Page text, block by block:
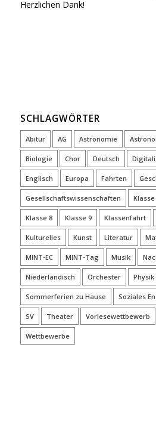
Herzlichen Dank!
SCHLAGWÖRTER
Abitur AG Astronomie
Biologie Chor Deutsch
Englisch Europa Fahrten
Gesellschaftswissenschaften Klasse
Klasse 8 Klasse 9 Klassenfahrt
Kulturelles Kunst Literatur
MINT-EC MINT-Tag Musik
Niederländisch Orchester Physik
Sommerferien zu Hause Soziales
SV Theater Vorlesewettbewerb
Wettbewerbe